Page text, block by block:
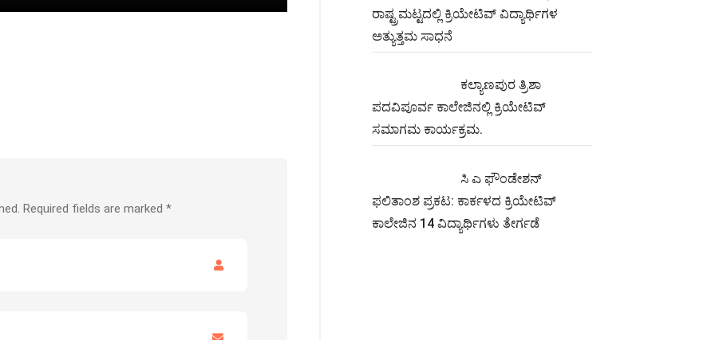
Required fields are marked *
ರಾಷ್ಟ್ರಮಟ್ಟದಲ್ಲಿ ಕ್ರಿಯೇಟಿವ್‌ ವಿದ್ಯಾರ್ಥಿಗಳ
ಅತ್ಯುತ್ತಮ ಸಾಧನೆ
ಕಲ್ಯಾಣಪುರ ತ್ರಿಶಾ
ಪದವಿಪೂರ್ವ ಕಾಲೇಜಿನಲ್ಲಿ ಕ್ರಿಯೇಟಿವ್
ಸಮಾಗಮ ಕಾರ್ಯಕ್ರಮ.
ಸಿ ಎ ಫೌಂಡೇಶನ್
ಫಲಿತಾಂಶ ಪ್ರಕಟ: ಕಾರ್ಕಳದ ಕ್ರಿಯೇಟಿವ್
ಕಾಲೇಜಿನ 14 ವಿದ್ಯಾರ್ಥಿಗಳು ತೇರ್ಗಡೆ